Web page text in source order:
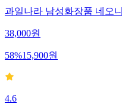
과일나라 남성화장품 네오
38,000원
58%15,900원
4.6